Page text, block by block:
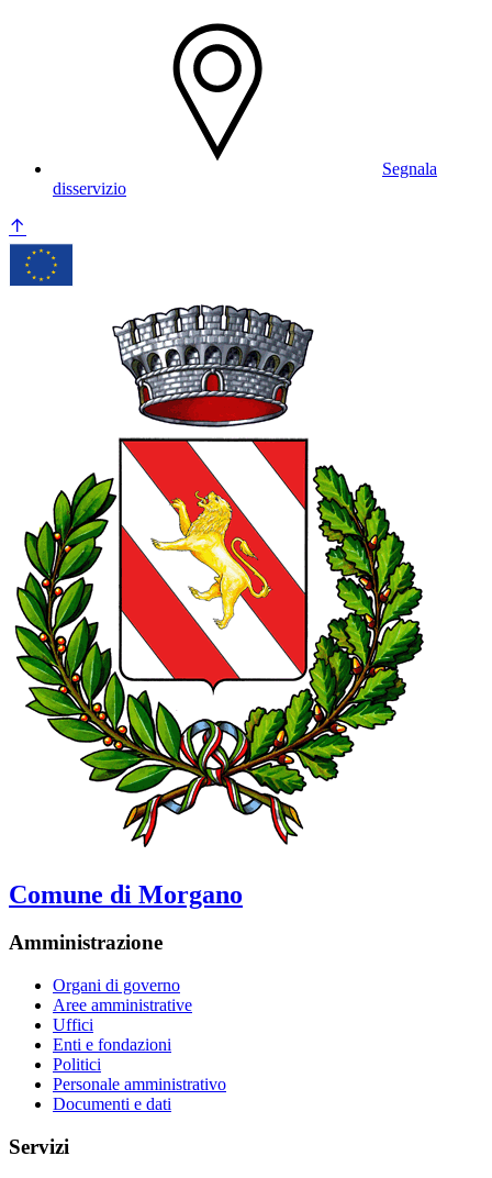
Segnala
disservizio
Comune di Morgano
Amministrazione
Organi di governo
Aree amministrative
Uffici
Enti e fondazioni
Politici
Personale amministrativo
Documenti e dati
Servizi